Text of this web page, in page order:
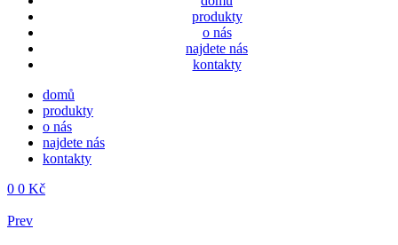
produkty
o nás
najdete nás
kontakty
domů
produkty
o nás
najdete nás
kontakty
0 0 Kč
Prev